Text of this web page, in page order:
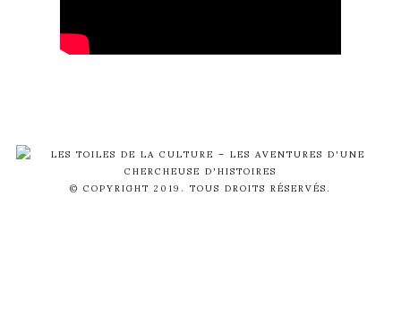
© COPYRIGHT 2019. TOUS DROITS RÉSERVÉS.